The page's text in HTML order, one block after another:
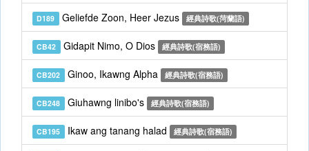
D189 Geliefde Zoon, Heer Jezus 經典詩歌(菏蘭語)
CB42 Gidapit Nimo, O Dios 經典詩歌(宿務語)
CB202 Ginoo, Ikawng Alpha 經典詩歌(宿務語)
CB248 Giuhawng linibo's 經典詩歌(宿務語)
CB195 Ikaw ang tanang halad 經典詩歌(宿務語)